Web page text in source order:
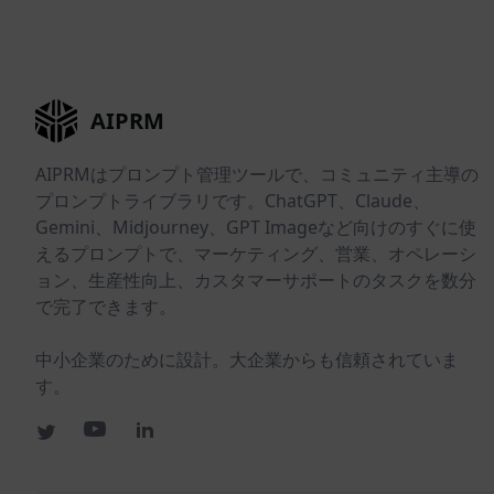
AIPRM
AIPRMはプロンプト管理ツールで、コミュニティ主導の
プロンプトライブラリです。ChatGPT、Claude、
Gemini、Midjourney、GPT Imageなど向けのすぐに使
えるプロンプトで、マーケティング、営業、オペレーシ
ョン、生産性向上、カスタマーサポートのタスクを数分
で完了できます。
中小企業のために設計。大企業からも信頼されていま
す。